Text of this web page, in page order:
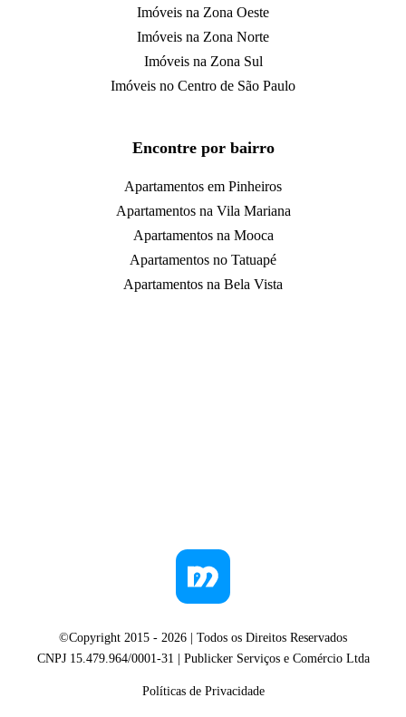
Imóveis na Zona Oeste
Imóveis na Zona Norte
Imóveis na Zona Sul
Imóveis no Centro de São Paulo
Encontre por bairro
Apartamentos em Pinheiros
Apartamentos na Vila Mariana
Apartamentos na Mooca
Apartamentos no Tatuapé
Apartamentos na Bela Vista
©Copyright 2015 - 2026 | Todos os Direitos Reservados
CNPJ 15.479.964/0001-31 | Publicker Serviços e Comércio Ltda
Políticas de Privacidade